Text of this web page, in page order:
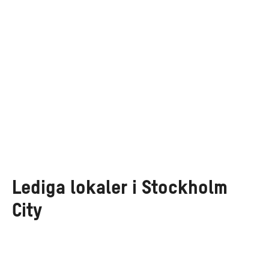
Lediga lokaler i Stockholm
City